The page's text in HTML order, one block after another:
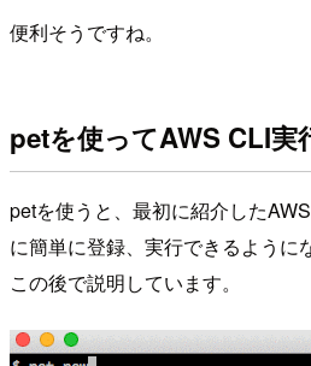
便利そうですね。
petを使ってAWS CLI実
petを使うと、最初に紹介した
に簡単に登録、実行できるように
この後で説明しています。